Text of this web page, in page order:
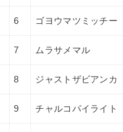
6 ゴヨウマツミッチー
7 ムラサメマル
8 ジャストザビアンカ
9 チャルコパイライト